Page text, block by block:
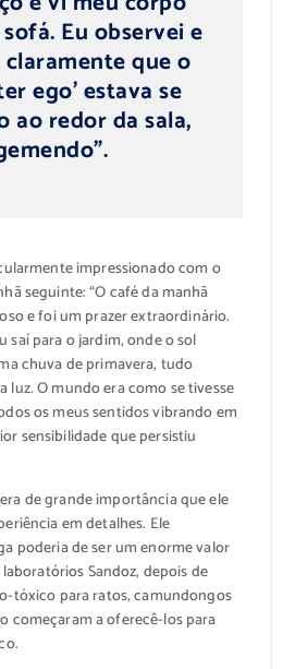
Eu observei e
que o
ego’ estava se
ao redor da sala,
impressionado com o
seguinte: “O café da manhã
e foi um prazer extraordinário.
saí para o jardim, onde o sol
chuva de primavera, tudo
luz. O mundo era como se tivesse
os meus sentidos vibrando em
sensibilidade que persistiu
de grande importância que ele
em detalhes. Ele
poderia de ser um enorme valor
Sandoz, depois de
tóxico para ratos, camundongos
começaram a oferecê-los para